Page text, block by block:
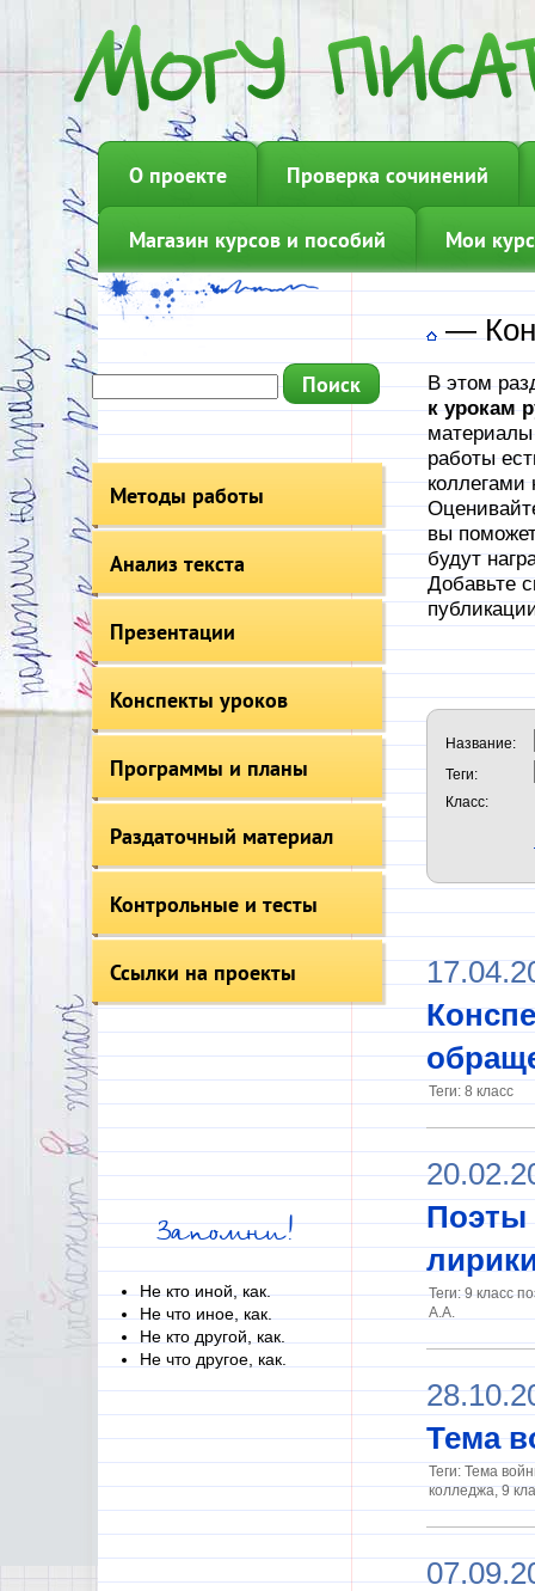
О проекте Проверка сочинений
Магазин курсов и пособий Мои
Методы работы
Анализ текста
Презентации
Конспекты уроков
Программы и планы
Раздаточный материал
Контрольные и тесты
Ссылки на проекты
Запомни!
Не кто иной, как.
Не что иное, как.
Не кто другой, как.
Не что другое, как.
—
В этом
к урокам
материалы
работы
коллегами
вы
будут
Добавьте
Название:
Теги:
Класс:
Теги: 8 класс
Поэты
Теги: 9 класс
А.А.
Тема
Теги: Тема
колледжа, 9